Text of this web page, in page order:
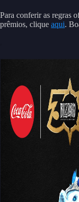
Para conferir as regras
prêmios, clique aqui.